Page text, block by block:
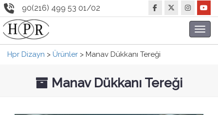
90(216) 499 53 01/02
Hpr Dizayn > Ürünler > Manav Dükkanı Tereği
Manav Dükkanı Tereği